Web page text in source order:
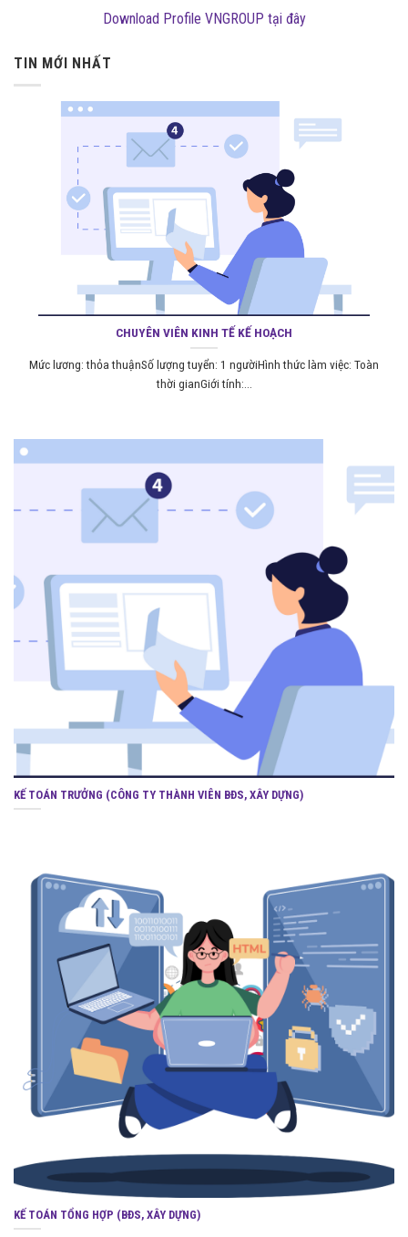
Download Profile VNGROUP tại đây
TIN MỚI NHẤT
CHUYÊN VIÊN KINH TẾ KẾ HOẠCH
Mức lương: thỏa thuậnSố lượng tuyển: 1 ngườiHình thức làm việc: Toàn
thời gianGiới tính:...
KẾ TOÁN TRƯỞNG (CÔNG TY THÀNH VIÊN BĐS, XÂY DỰNG)
KẾ TOÁN TỔNG HỢP (BĐS, XÂY DỰNG)